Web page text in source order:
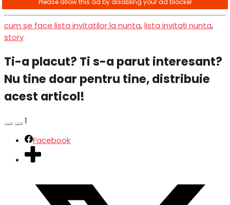
cum se face lista invitatilor la nunta,lista invitați nunta,
story
Ti-a placut? Ti s-a parut interesant?
Nu tine doar pentru tine, distribuie
acest articol!
1
Facebook